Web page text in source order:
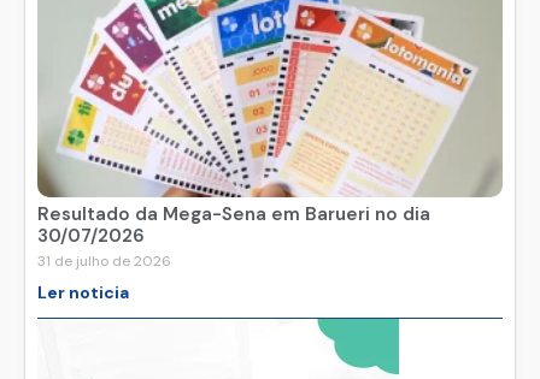
Resultado da Mega-Sena em Barueri no dia
30/07/2026
31 de julho de 2026
Ler noticia